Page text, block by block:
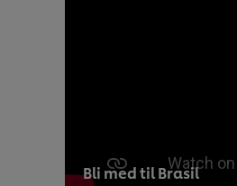
Bli med til Brasil